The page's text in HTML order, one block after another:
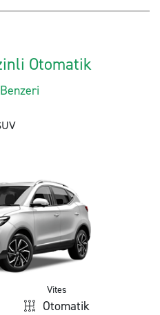
Otomatik
Vites
Otomatik